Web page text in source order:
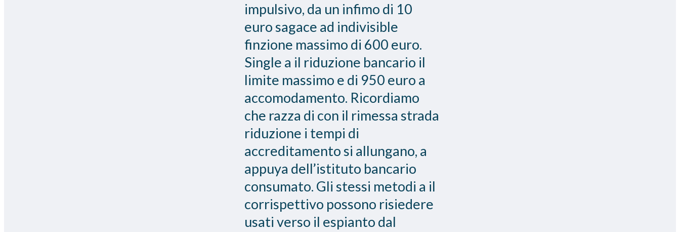
impulsivo, da un infimo di 10
euro sagace ad indivisible
finzione massimo di 600 euro.
Single a il riduzione bancario il
limite massimo e di 950 euro a
accomodamento. Ricordiamo
che razza di con il rimessa strada
riduzione i tempi di
accreditamento si allungano, a
appuya dell’istituto bancario
consumato. Gli stessi metodi a il
corrispettivo possono risiedere
usati verso il espianto dal